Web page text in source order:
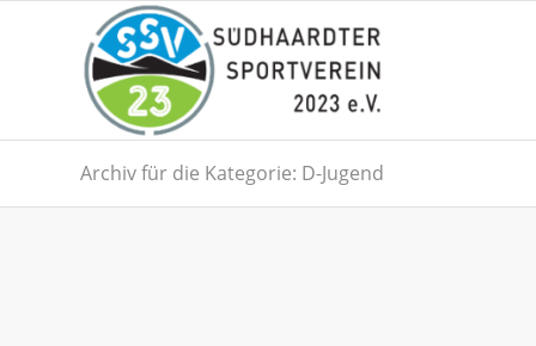
Archiv für die Kategorie: D-Jugend